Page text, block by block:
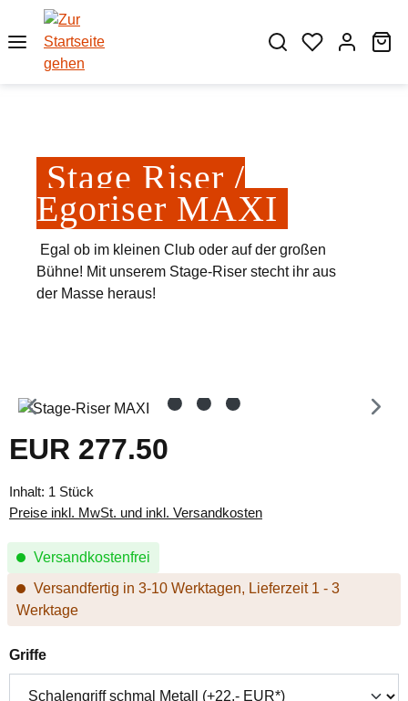
Zum Hauptinhalt springen
Stage Riser /
Egoriser MAXI
Egal ob im kleinen Club oder auf der großen
Bühne! Mit unserem Stage-Riser stecht ihr aus
der Masse heraus!
Bildergalerie überspringen
Regulärer Preis:
EUR 277.50
Inhalt: 1 Stück
Preise inkl. MwSt. und inkl. Versandkosten
Versandkostenfrei
Versandfertig in 3-10 Werktagen, Lieferzeit 1 - 3
Werktage
Griffeauswählen